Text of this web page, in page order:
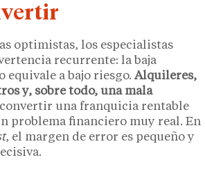
optimistas, los especialistas
recurrente: la baja
a bajo riesgo. Alquileres,
y, sobre todo, una mala
una franquicia rentable
problema financiero muy real. En
, el margen de error es pequeño y